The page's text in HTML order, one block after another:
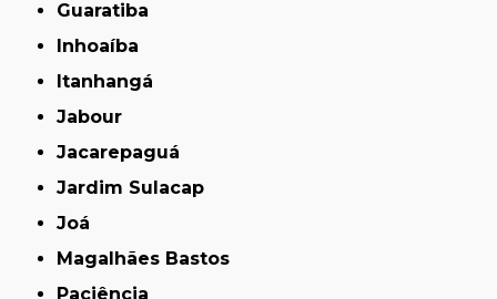
Guaratiba
Inhoaíba
Itanhangá
Jabour
Jacarepaguá
Jardim Sulacap
Joá
Magalhães Bastos
Paciência